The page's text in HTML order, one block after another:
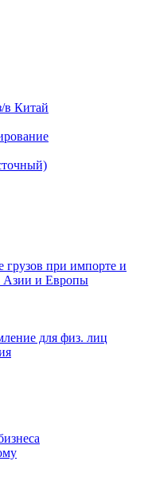
в Китай
при импорте и
Азии и Европы
для физ. лиц